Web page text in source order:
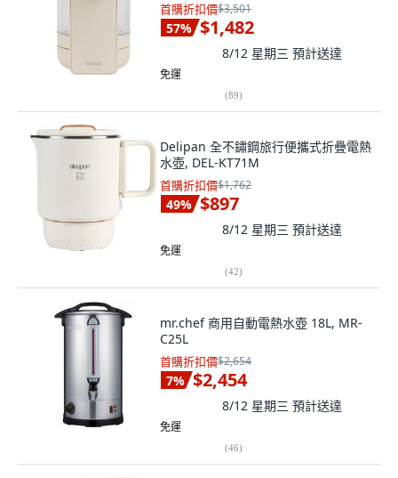
首購折扣價$3,501
57% $1,482
8/12 星期三 預計送達
免運
(89)
Delipan 全不鏽鋼旅行便攜式折疊電熱
水壺, DEL-KT71M
首購折扣價$1,762
49% $897
8/12 星期三 預計送達
免運
(42)
mr.chef 商用自動電熱水壺 18L, MR-
C25L
首購折扣價$2,654
7% $2,454
8/12 星期三 預計送達
免運
(46)